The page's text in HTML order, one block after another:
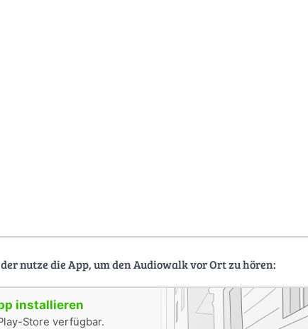
nutze die App, um den Audiowalk vor Ort zu hören:
installieren
Store verfügbar.